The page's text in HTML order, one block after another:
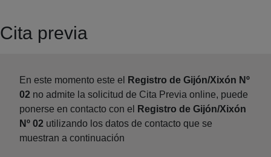
Cita previa
En este momento este el
Registro de Gijón/Xixón Nº
02 no admite la solicitud de Cita Previa online, puede
ponerse en contacto con el
Registro de Gijón/Xixón
Nº 02 utilizando los datos de contacto que se
muestran a continuación